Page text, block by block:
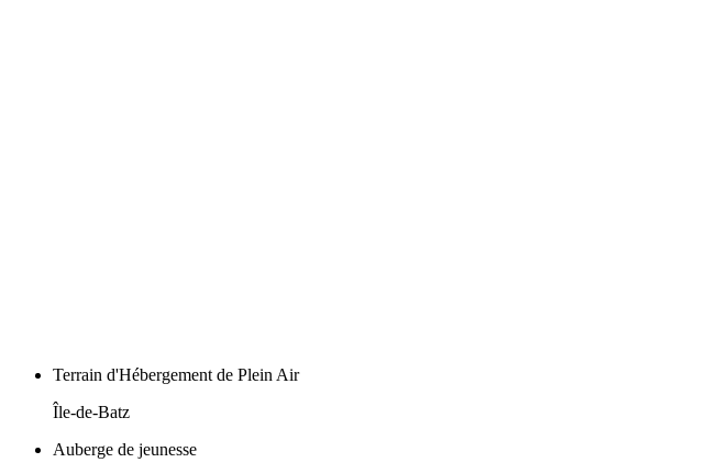
Terrain d'Hébergement de Plein Air
Île-de-Batz
Auberge de jeunesse